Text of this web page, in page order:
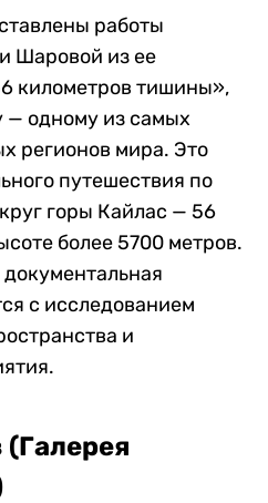
работы
Шаровой из ее
километров тишины»,
— одному из самых
регионов мира. Это
путешествия по
горы Кайлас — 56
более 5700 метров.
с исследованием
и
(Галерея